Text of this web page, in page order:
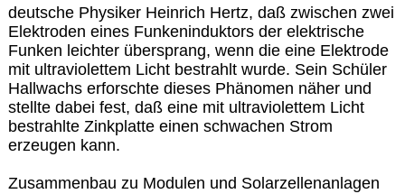
deutsche Physiker Heinrich Hertz, daß zwischen zwei
Elektroden eines Funkeninduktors der elektrische
Funken leichter übersprang, wenn die eine Elektrode
mit ultraviolettem Licht bestrahlt wurde. Sein Schüler
Hallwachs erforschte dieses Phänomen näher und
stellte dabei fest, daß eine mit ultraviolettem Licht
bestrahlte Zinkplatte einen schwachen Strom
erzeugen kann.
Zusammenbau zu Modulen und Solarzellenanlagen